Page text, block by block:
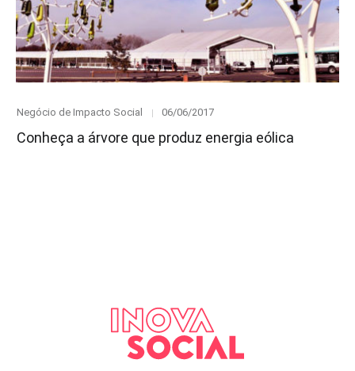
Category
Negócio de Impacto Social
Posted
06/06/2017
Conheça a árvore que produz energia eólica